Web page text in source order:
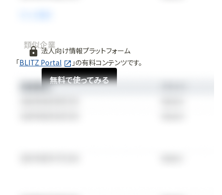
法人向け情報プラットフォーム
「BLITZ Portal 」の有料コンテンツです。
無料で使ってみる
類似企業